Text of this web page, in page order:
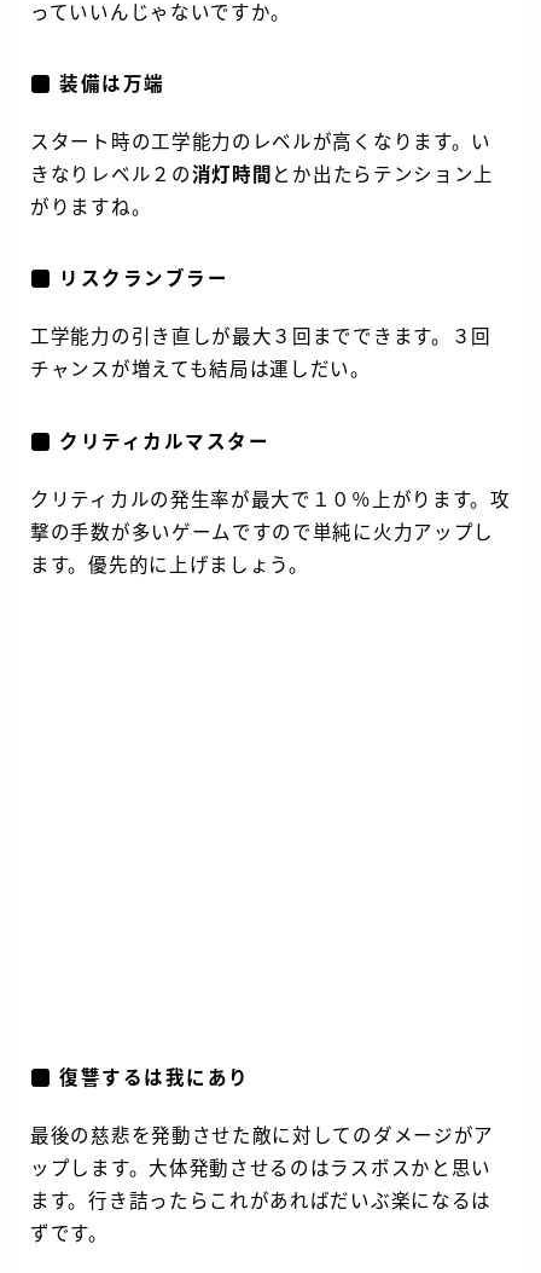
っていいんじゃないですか。
装備は万端
スタート時の工学能力のレベルが高くなります。い
きなりレベル２の消灯時間 とか出たらテンション上
がりますね。
リスクランブラー
工学能力の引き直しが最大３回までできます。３回
チャンスが増えても結局は運しだい。
クリティカルマスター
クリティカルの発生率が最大で１０％上がります。攻
撃の手数が多いゲームですので単純に火力アップし
ます。優先的に上げましょう。
復讐するは我にあり
最後の慈悲を発動させた敵に対してのダメージがア
ップします。大体発動させるのはラスボスかと思い
ます。行き詰ったらこれがあればだいぶ楽になるは
ずです。